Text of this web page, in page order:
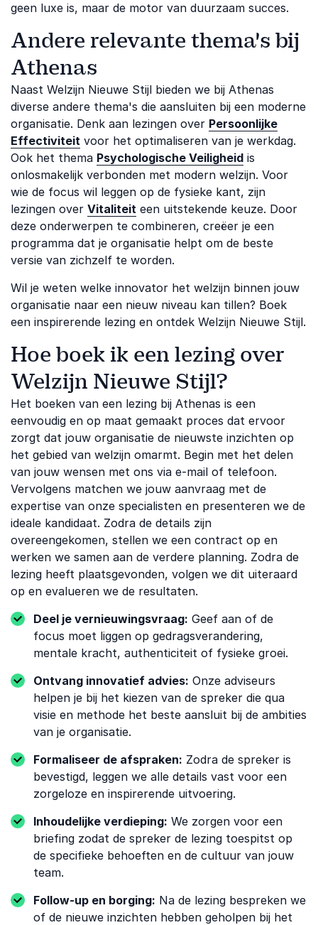
geen luxe is, maar de motor van duurzaam succes.
Andere relevante thema's bij
Athenas
Naast Welzijn Nieuwe Stijl bieden we bij Athenas
diverse andere thema's die aansluiten bij een moderne
organisatie. Denk aan lezingen over Persoonlijke
Effectiviteit voor het optimaliseren van je werkdag.
Ook het thema Psychologische Veiligheid is
onlosmakelijk verbonden met modern welzijn. Voor
wie de focus wil leggen op de fysieke kant, zijn
lezingen over Vitaliteit een uitstekende keuze. Door
deze onderwerpen te combineren, creëer je een
programma dat je organisatie helpt om de beste
versie van zichzelf te worden.
Wil je weten welke innovator het welzijn binnen jouw
organisatie naar een nieuw niveau kan tillen? Boek
een inspirerende lezing en ontdek Welzijn Nieuwe Stijl.
Hoe boek ik een lezing over
Welzijn Nieuwe Stijl?
Het boeken van een lezing bij Athenas is een
eenvoudig en op maat gemaakt proces dat ervoor
zorgt dat jouw organisatie de nieuwste inzichten op
het gebied van welzijn omarmt. Begin met het delen
van jouw wensen met ons via e-mail of telefoon.
Vervolgens matchen we jouw aanvraag met de
expertise van onze specialisten en presenteren we de
ideale kandidaat. Zodra de details zijn
overeengekomen, stellen we een contract op en
werken we samen aan de verdere planning. Zodra de
lezing heeft plaatsgevonden, volgen we dit uiteraard
op en evalueren we de resultaten.
Deel je vernieuwingsvraag: Geef aan of de
focus moet liggen op gedragsverandering,
mentale kracht, authenticiteit of fysieke groei.
Ontvang innovatief advies: Onze adviseurs
helpen je bij het kiezen van de spreker die qua
visie en methode het beste aansluit bij de ambities
van je organisatie.
Formaliseer de afspraken: Zodra de spreker is
bevestigd, leggen we alle details vast voor een
zorgeloze en inspirerende uitvoering.
Inhoudelijke verdieping: We zorgen voor een
briefing zodat de spreker de lezing toespitst op
de specifieke behoeften en de cultuur van jouw
team.
Follow-up en borging: Na de lezing bespreken we
of de nieuwe inzichten hebben geholpen bij het